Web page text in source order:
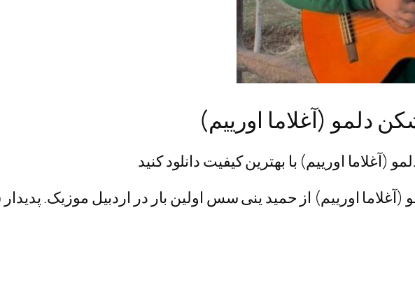
دلمو (آغلاما اورییم)
(آغلاما اورییم) با بهترین کیفیت دانلود کنید
(آغلاما اورییم) از حمید ینی سس اولین بار در اردبیل موزیک.